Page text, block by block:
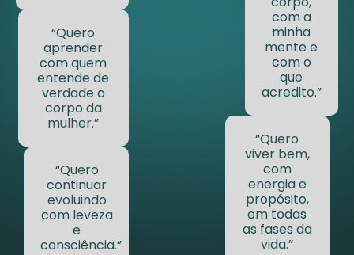
“Quero
aprender
com quem
entende de
verdade o
corpo da
mulher.”
“Quero
continuar
evoluindo
com leveza
e
consciência.”
com a
minha
mente e
com o
que
acredito.”
“Quero
viver bem,
com
energia e
propósito,
em todas
as fases da
vida.”